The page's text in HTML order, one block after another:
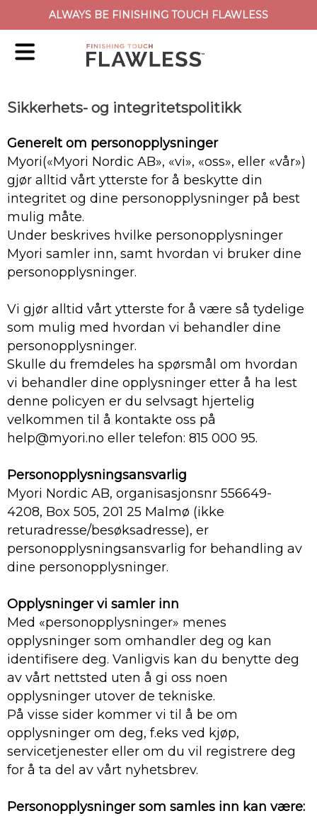
ALWAYS BE FINISHING TOUCH FLAWLESS
Sikkerhets- og integritetspolitikk
Generelt om personopplysninger
Myori(«Myori Nordic AB», «vi», «oss», eller «vår»)
gjør alltid vårt ytterste for å beskytte din
integritet og dine personopplysninger på best
mulig måte.
Under beskrives hvilke personopplysninger
Myori samler inn, samt hvordan vi bruker dine
personopplysninger.
Vi gjør alltid vårt ytterste for å være så tydelige
som mulig med hvordan vi behandler dine
personopplysninger.
Skulle du fremdeles ha spørsmål om hvordan
vi behandler dine opplysninger etter å ha lest
denne policyen er du selvsagt hjertelig
velkommen til å kontakte oss på
help@myori.no eller telefon: 815 000 95.
Personopplysningsansvarlig
Myori Nordic AB, organisasjonsnr 556649-
4208, Box 505, 201 25 Malmø (ikke
returadresse/besøksadresse), er
personopplysningsansvarlig for behandling av
dine personopplysninger.
Opplysninger vi samler inn
Med «personopplysninger» menes
opplysninger som omhandler deg og kan
identifisere deg. Vanligvis kan du benytte deg
av vårt nettsted uten å gi oss noen
opplysninger utover de tekniske.
På visse sider kommer vi til å be om
opplysninger om deg, f.eks ved kjøp,
servicetjenester eller om du vil registrere deg
for å ta del av vårt nyhetsbrev.
Personopplysninger som samles inn kan være: